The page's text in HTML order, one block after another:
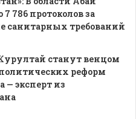
7 786 протоколов за
санитарных требований
станут венцом
реформ
— эксперт из